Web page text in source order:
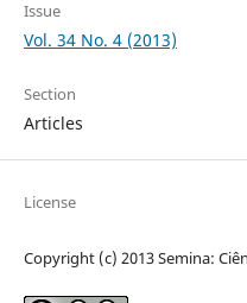
Issue
Vol. 34 No. 4 (2013)
Section
Articles
License
Copyright (c) 2013 Semina: